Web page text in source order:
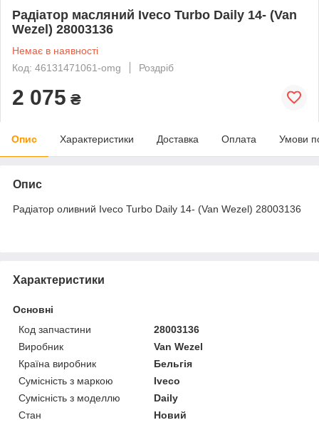
Радіатор масляний Iveco Turbo Daily 14- (Van
Wezel) 28003136
Немає в наявності
Код: 46131471061-omg
Роздріб
2 075 ₴
Опис Характеристики Доставка Оплата Умови
Опис
Радіатор оливний Iveco Turbo Daily 14- (Van Wezel) 28003136
Характеристики
Основні
Код запчастини
28003136
Виробник
Van Wezel
Країна виробник
Бельгія
Сумісність з маркою
Iveco
Сумісність з моделлю
Daily
Стан
Новий